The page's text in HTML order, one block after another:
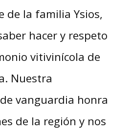
de la familia Ysios,
hacer y respeto
vitivinícola de
Nuestra
vanguardia honra
de la región y nos